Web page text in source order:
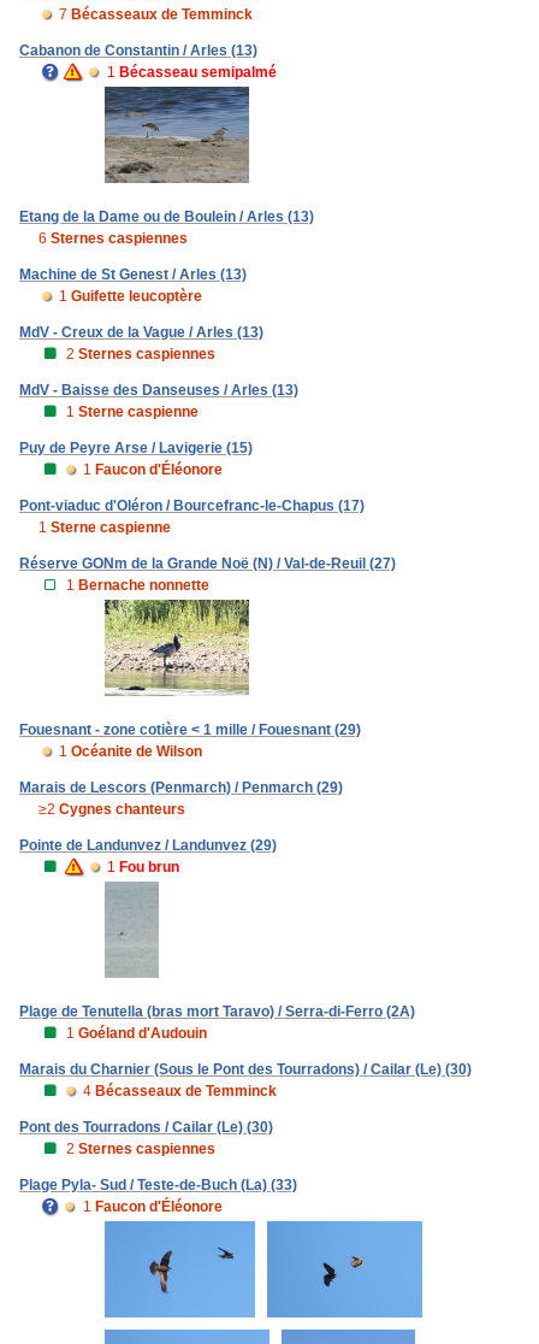
7 Bécasseaux de Temminck
Cabanon de Constantin / Arles (13)
1 Bécasseau semipalmé
Etang de la Dame ou de Boulein / Arles (13)
6 Sternes caspiennes
Machine de St Genest / Arles (13)
1 Guifette leucoptère
MdV - Creux de la Vague / Arles (13)
2 Sternes caspiennes
MdV - Baisse des Danseuses / Arles (13)
1 Sterne caspienne
Puy de Peyre Arse / Lavigerie (15)
1 Faucon d'Éléonore
Pont-viaduc d'Oléron / Bourcefranc-le-Chapus (17)
1 Sterne caspienne
Réserve GONm de la Grande Noë (N) / Val-de-Reuil (27)
1 Bernache nonnette
Fouesnant - zone cotière < 1 mille / Fouesnant (29)
1 Océanite de Wilson
Marais de Lescors (Penmarch) / Penmarch (29)
≥2 Cygnes chanteurs
Pointe de Landunvez / Landunvez (29)
1 Fou brun
Plage de Tenutella (bras mort Taravo) / Serra-di-Ferro (2A)
1 Goéland d'Audouin
Marais du Charnier (Sous le Pont des Tourradons) / Cailar (Le) (30)
4 Bécasseaux de Temminck
Pont des Tourradons / Cailar (Le) (30)
2 Sternes caspiennes
Plage Pyla- Sud / Teste-de-Buch (La) (33)
1 Faucon d'Éléonore